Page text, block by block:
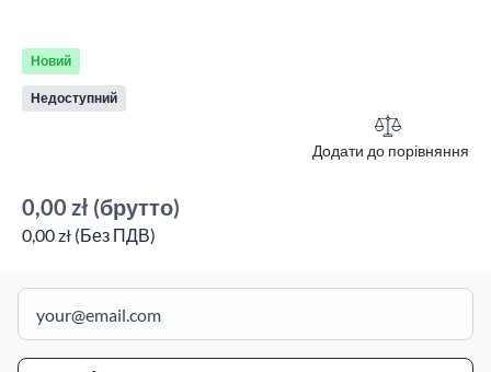
Новий
Недоступний
Додати до порівняння
0,00 zł (брутто)
0,00 zł (Без ПДВ)